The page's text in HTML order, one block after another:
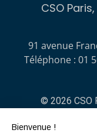
Bienvenue !
CSO
91 avenue
Téléphone : 01
© 2026 CSO